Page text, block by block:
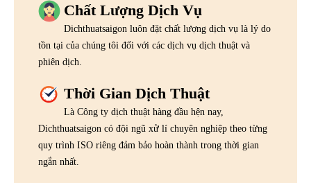
Chất Lượng Dịch Vụ
Dichthuatsaigon luôn đặt chất lượng dịch vụ là lý do
tồn tại của chúng tôi đối với các dịch vụ dịch thuật và
phiên dịch.
Thời Gian Dịch Thuật
Là Công ty dịch thuật hàng đầu hện nay,
Dichthuatsaigon có đội ngũ xử lí chuyên nghiệp theo từng
quy trình ISO riêng đảm bảo hoàn thành trong thời gian
ngắn nhất.